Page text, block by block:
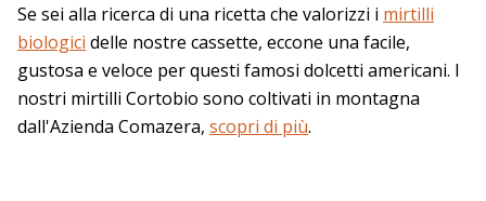
Se sei alla ricerca di una ricetta che valorizzi i mirtilli
biologici delle nostre cassette, eccone una facile,
gustosa e veloce per questi famosi dolcetti americani. I
nostri mirtilli Cortobio sono coltivati in montagna
dall'Azienda Comazera, scopri di più.